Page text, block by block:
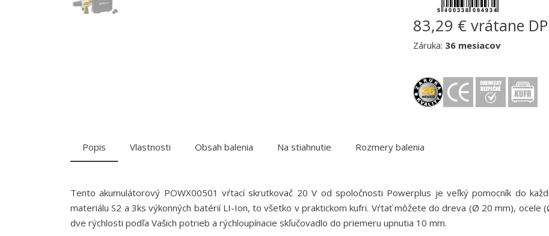
83,29 € vrátane
Záruka: 36 mesiacov
Popis Vlastnosti Obsah balenia Na stiahnutie Rozmery balenia
Tento akumulátorový POWX00501 vŕtací skrutkovač 20 V od spoločnosti Powerplus je veľký pomocník do
materiálu S2 a 3ks výkonných batérií LI-Ion, to všetko v praktickom kufri. Vŕtať môžete do dreva (Ø 20 mm), ocele
dve rýchlosti podľa Vašich potrieb a rýchloupínacie skľučovadlo do priemeru upnutia 10 mm.